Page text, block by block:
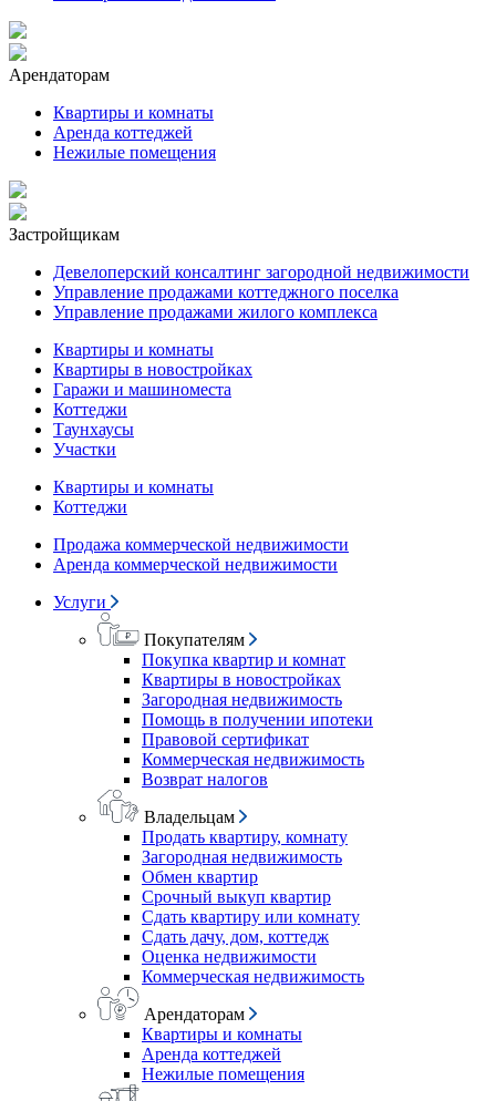
Арендаторам
Квартиры и комнаты
Аренда коттеджей
Нежилые помещения
Застройщикам
Девелоперский консалтинг загородной недвижимости
Управление продажами коттеджного поселка
Управление продажами жилого комплекса
Квартиры и комнаты
Квартиры в новостройках
Гаражи и машиноместа
Коттеджи
Таунхаусы
Участки
Квартиры и комнаты
Коттеджи
Продажа коммерческой недвижимости
Аренда коммерческой недвижимости
Услуги
Покупателям
Покупка квартир и комнат
Квартиры в новостройках
Загородная недвижимость
Помощь в получении ипотеки
Правовой сертификат
Коммерческая недвижимость
Возврат налогов
Владельцам
Продать квартиру, комнату
Загородная недвижимость
Обмен квартир
Срочный выкуп квартир
Сдать квартиру или комнату
Сдать дачу, дом, коттедж
Оценка недвижимости
Коммерческая недвижимость
Арендаторам
Квартиры и комнаты
Аренда коттеджей
Нежилые помещения